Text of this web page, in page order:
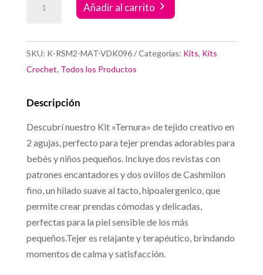
Añadir al carrito
SKU: K-RSM2-MAT-VDK096 Categorías: Kits, Kits
Crochet, Todos los Productos
Descripción
Descubrí nuestro Kit «Ternura» de tejido creativo en
2 agujas, perfecto para tejer prendas adorables para
bebés y niños pequeños. Incluye dos revistas con
patrones encantadores y dos ovillos de Cashmilon
fino, un hilado suave al tacto, hipoalergenico, que
permite crear prendas cómodas y delicadas,
perfectas para la piel sensible de los más
pequeños.Tejer es relajante y terapéutico, brindando
momentos de calma y satisfacción.